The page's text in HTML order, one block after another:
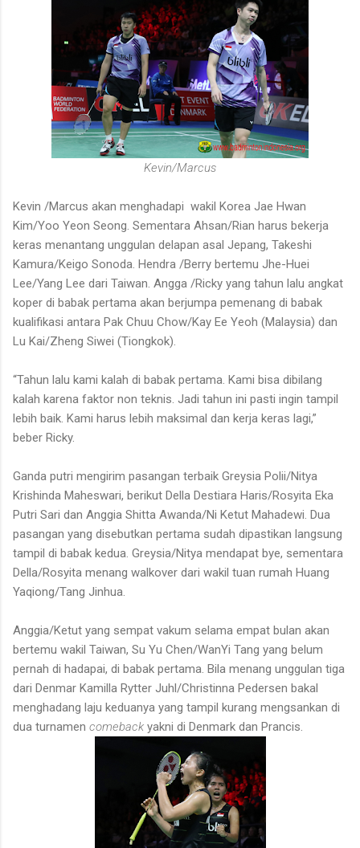
Kevin/Marcus
Kevin /Marcus akan menghadapi wakil Korea Jae Hwan
Kim/Yoo Yeon Seong. Sementara Ahsan/Rian harus bekerja
keras menantang unggulan delapan asal Jepang, Takeshi
Kamura/Keigo Sonoda. Hendra /Berry bertemu Jhe-Huei
Lee/Yang Lee dari Taiwan. Angga /Ricky yang tahun lalu angkat
koper di babak pertama akan berjumpa pemenang di babak
kualifikasi antara Pak Chuu Chow/Kay Ee Yeoh (Malaysia) dan
Lu Kai/Zheng Siwei (Tiongkok).
“Tahun lalu kami kalah di babak pertama. Kami bisa dibilang
kalah karena faktor non teknis. Jadi tahun ini pasti ingin tampil
lebih baik. Kami harus lebih maksimal dan kerja keras lagi,”
beber Ricky.
Ganda putri mengirim pasangan terbaik Greysia Polii/Nitya
Krishinda Maheswari, berikut Della Destiara Haris/Rosyita Eka
Putri Sari dan Anggia Shitta Awanda/Ni Ketut Mahadewi. Dua
pasangan yang disebutkan pertama sudah dipastikan langsung
tampil di babak kedua. Greysia/Nitya mendapat bye, sementara
Della/Rosyita menang walkover dari wakil tuan rumah Huang
Yaqiong/Tang Jinhua.
Anggia/Ketut yang sempat vakum selama empat bulan akan
bertemu wakil Taiwan, Su Yu Chen/WanYi Tang yang belum
pernah di hadapai, di babak pertama. Bila menang unggulan tiga
dari Denmar Kamilla Rytter Juhl/Christinna Pedersen bakal
menghadang laju keduanya yang tampil kurang mengsankan di
dua turnamen comeback yakni di Denmark dan Prancis.